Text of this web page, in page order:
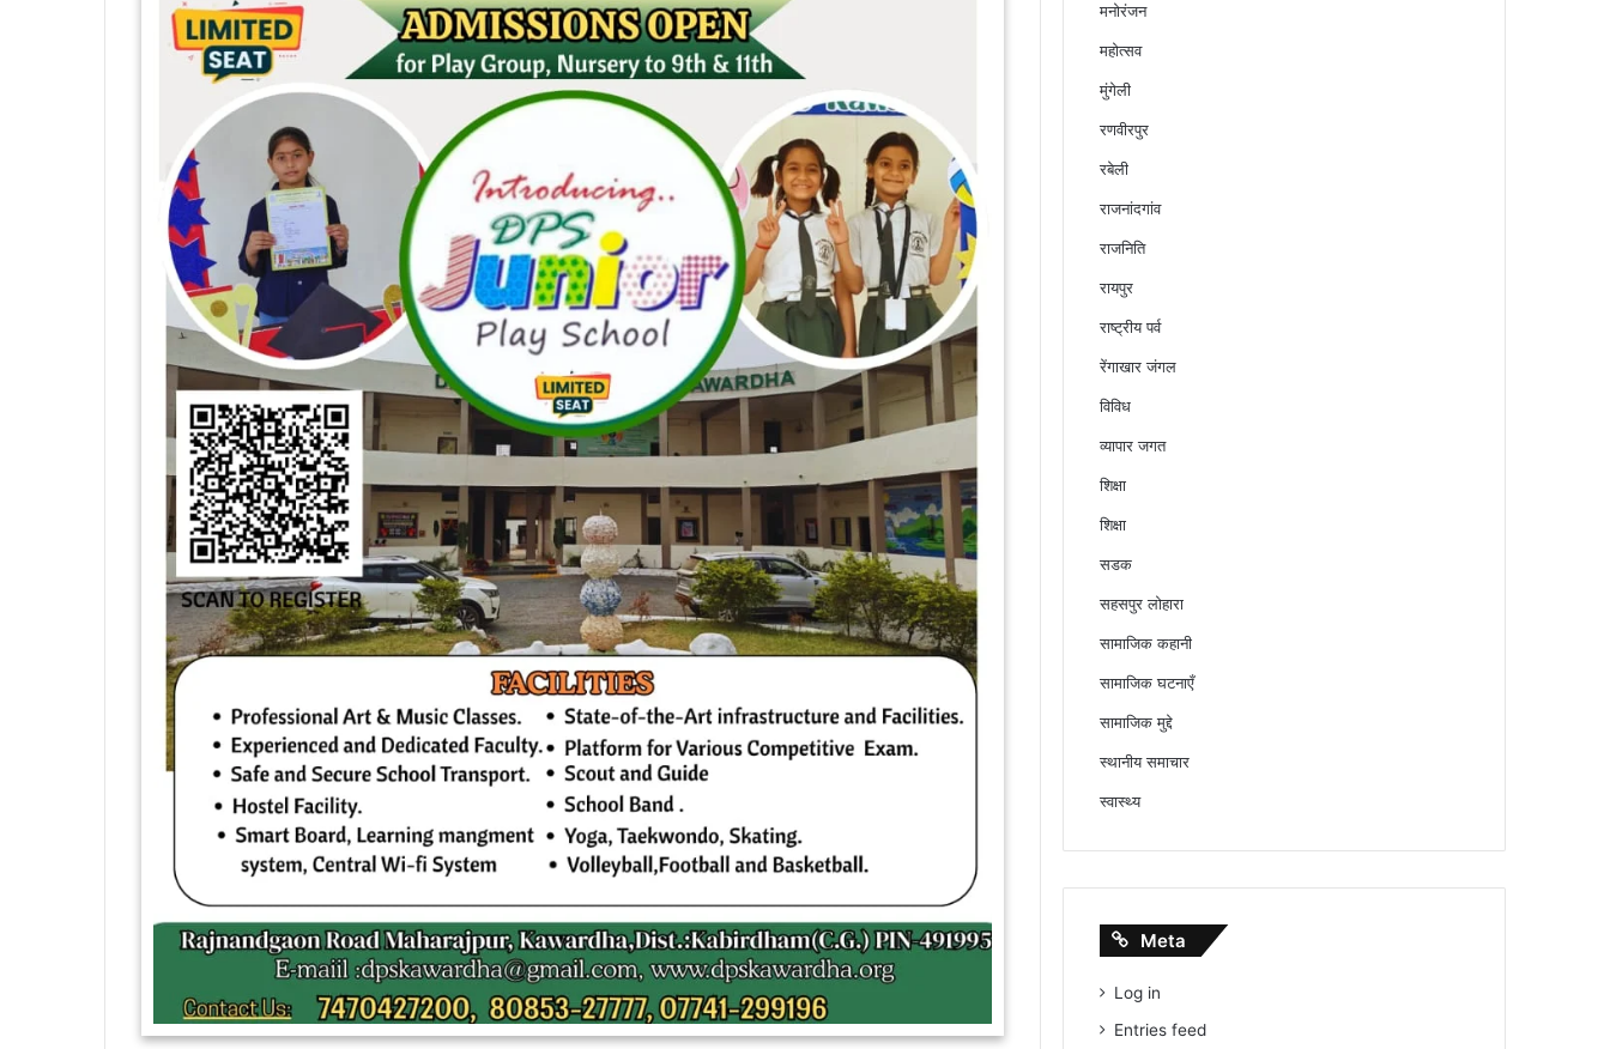
मनोरंजन
महोत्सव
मुंगेली
रणवीरपुर
रबेली
राजनांदगांव
राजनिति
रायपुर
राष्ट्रीय पर्व
रेंगाखार जंगल
विविध
व्यापार जगत
शिक्षा
शिक्षा
सडक
सहसपुर लोहारा
सामाजिक कहानी
सामाजिक घटनाएँ
सामाजिक मुद्दे
स्थानीय समाचार
स्वास्थ्य
Meta
Log in
Entries feed